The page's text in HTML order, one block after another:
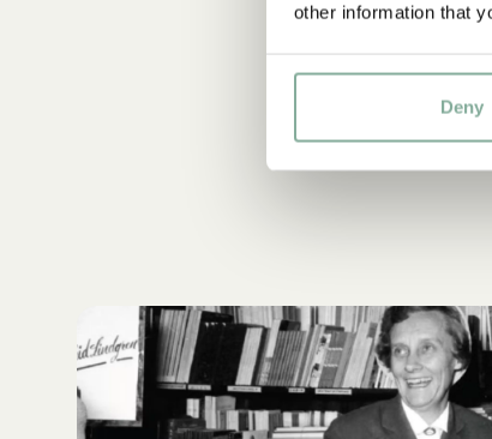
other information that
Deny